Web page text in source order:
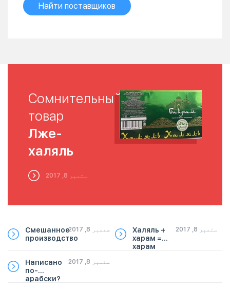
Найти поставщиков
Сомнительный
товар
Лже-
халяль
ستمبر 8, 2017
Смешанное
производство
ستمبر 8, 2017
Халяль +
харам =
харам
ستمبر 8, 2017
Написано
по-
арабски?
ستمبر 8, 2017